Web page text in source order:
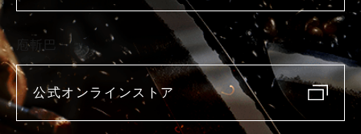
庖斬巴
公式オンラインストア